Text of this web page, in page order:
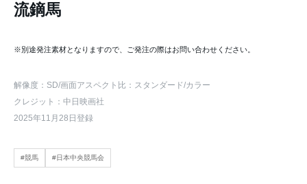
流鏑馬
※別途発注素材となりますので、ご発注の際はお問い合わせください。
解像度：SD/画面アスペクト比：スタンダード/カラー
クレジット：中日映画社
2025年11月28日登録
#競馬 #日本中央競馬会